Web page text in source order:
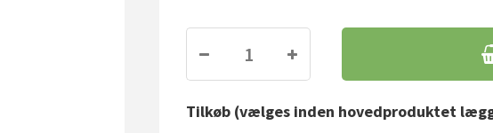
Tilkøb (vælges inden hovedproduktet